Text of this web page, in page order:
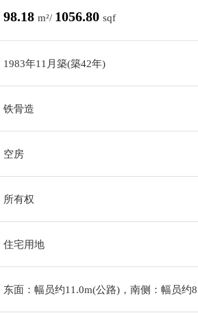
98.18 m²/ 1056.80 sqf
1983年11月築(築42年)
铁骨造
空房
所有权
住宅用地
东面：幅员约11.0m(公路)，南侧：幅员约